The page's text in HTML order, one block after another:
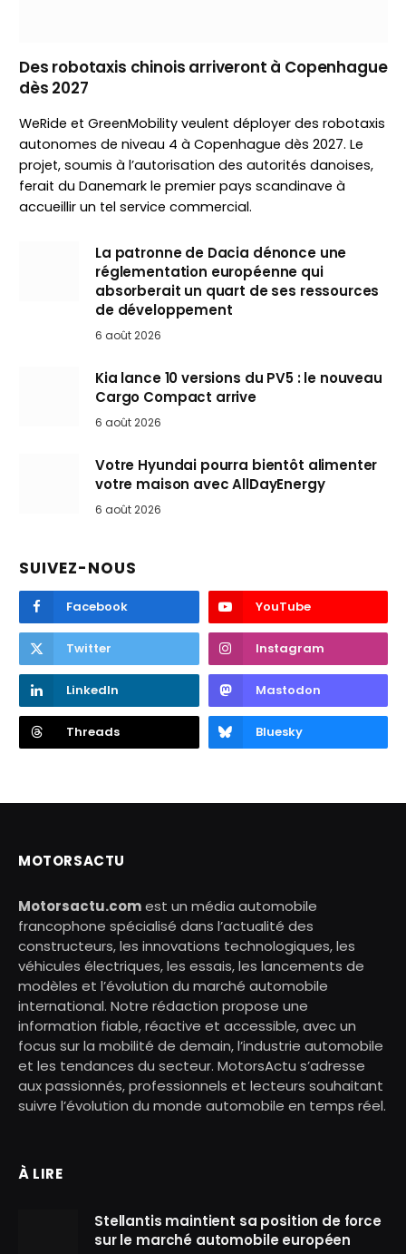
Des robotaxis chinois arriveront à Copenhague
dès 2027
WeRide et GreenMobility veulent déployer des robotaxis
autonomes de niveau 4 à Copenhague dès 2027. Le
projet, soumis à l’autorisation des autorités danoises,
ferait du Danemark le premier pays scandinave à
accueillir un tel service commercial.
La patronne de Dacia dénonce une
réglementation européenne qui
absorberait un quart de ses ressources
de développement
6 août 2026
Kia lance 10 versions du PV5 : le nouveau
Cargo Compact arrive
6 août 2026
Votre Hyundai pourra bientôt alimenter
votre maison avec AllDayEnergy
6 août 2026
SUIVEZ-NOUS
Facebook YouTube
Twitter Instagram
LinkedIn Mastodon
Threads Bluesky
MOTORSACTU
Motorsactu.comest un média automobile
francophone spécialisé dans l’actualité des
constructeurs, les innovations technologiques, les
véhicules électriques, les essais, les lancements de
modèles et l’évolution du marché automobile
international. Notre rédaction propose une
information fiable, réactive et accessible, avec un
focus sur la mobilité de demain, l’industrie automobile
et les tendances du secteur. MotorsActu s’adresse
aux passionnés, professionnels et lecteurs souhaitant
suivre l’évolution du monde automobile en temps réel.
À LIRE
Stellantis maintient sa position de force
sur le marché automobile européen